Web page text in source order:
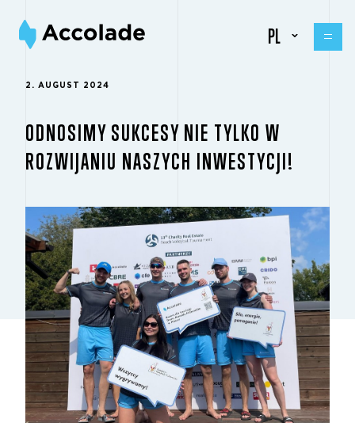
PL
2. AUGUST 2024
ODNOSIMY SUKCESY NIE TYLKO W
ROZWIJANIU NASZYCH INWESTYCJI!